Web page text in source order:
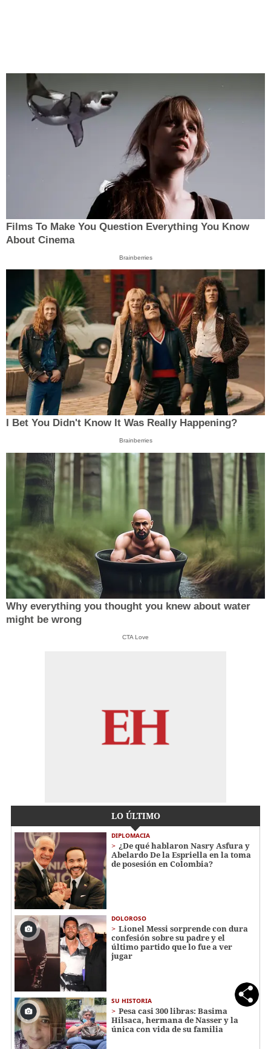
Films To Make You Question Everything You Know
About Cinema
Brainberries
I Bet You Didn't Know It Was Really Happening?
Brainberries
Why everything you thought you knew about water
might be wrong
CTA Love
LO ÚLTIMO
DIPLOMACIA
¿De qué hablaron Nasry Asfura y
Abelardo De la Espriella en la toma
de posesión en Colombia?
DOLOROSO
Lionel Messi sorprende con dura
confesión sobre su padre y el
último partido que lo fue a ver
jugar
SU HISTORIA
Pesa casi 300 libras: Basima
Hilsaca, hermana de Nasser y la
única con vida de su familia